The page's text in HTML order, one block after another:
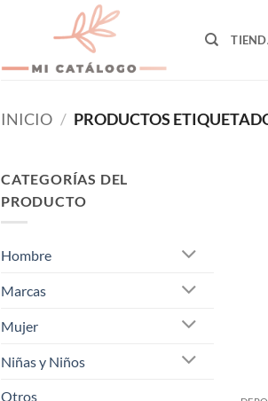
INICIO / PRODUCTOS
CATEGORÍAS DEL
PRODUCTO
Hombre
Marcas
Mujer
Niñas y Niños
Otros